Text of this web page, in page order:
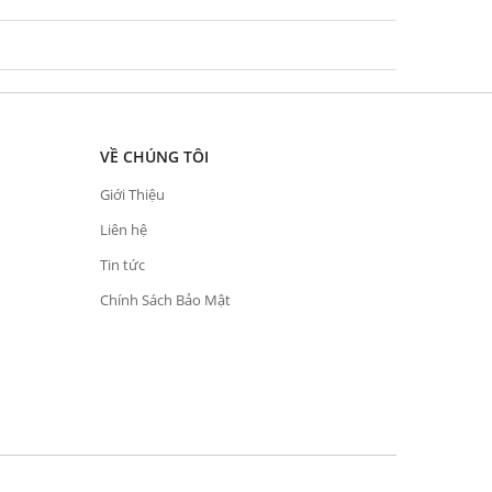
VỀ CHÚNG TÔI
Giới Thiệu
Liên hệ
Tin tức
Chính Sách Bảo Mật